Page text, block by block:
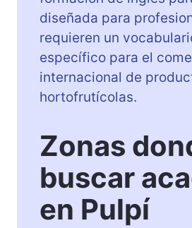
diseñada para
requieren un
específico para el
internacional de
hortofrutícolas.
Zonas
buscar
en Pulpí